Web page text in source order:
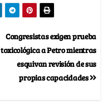
Congresistas exigen prueba
toxicológica a Petro mientras
esquivan revisión de sus
propias capacidades